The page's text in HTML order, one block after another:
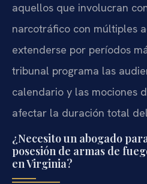
aquellos que involucran
narcotráfico con múltiples
extenderse por períodos
tribunal programa las
calendario y las mociones
afectar la duración total
¿Necesito un abogado
posesión de armas de
en Virginia?